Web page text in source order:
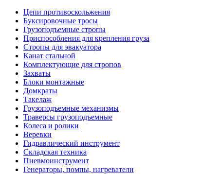
Цепи противоскольжения
Буксировочные тросы
Грузоподъемные стропы
Приспособления для крепления груза
Стропы для эвакуатора
Канат стальной
Комплектующие для стропов
Захваты
Блоки монтажные
Домкраты
Такелаж
Грузоподъемные механизмы
Траверсы грузоподъемные
Колеса и ролики
Веревки
Гидравлический инструмент
Складская техника
Пневмоинструмент
Генераторы, помпы, нагреватели